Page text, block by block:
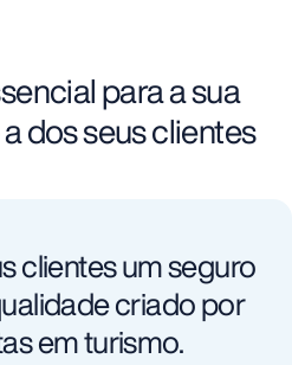
para a sua
dos seus clientes
clientes um seguro
criado por
em turismo.